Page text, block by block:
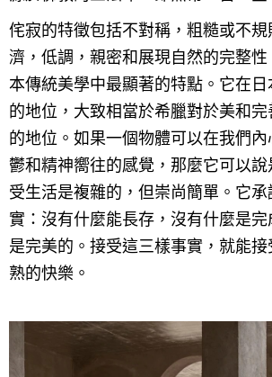
侘寂的特徵包括不對稱，粗糙或不
濟，低調，親密和展現自然的完整
本傳統美學中最顯著的特點。它在
的地位，大致相當於希臘對於美和
的地位。如果一個物體可以在我們
鬱和精神嚮往的感覺，那麼它可以
受生活是複雜的，但崇尚簡單。它
實：沒有什麼能長存，沒有什麼是
是完美的。接受這三樣事實，就能
熟的快樂。